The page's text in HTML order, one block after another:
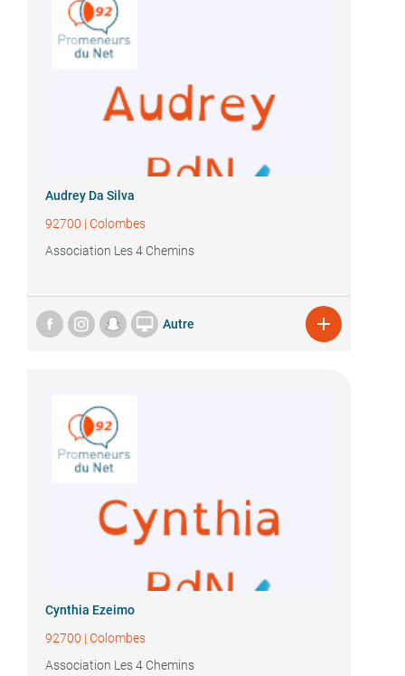
Audrey Da Silva
92700 | Colombes
Association Les 4 Chemins
 Autre 
Cynthia Ezeimo
92700 | Colombes
Association Les 4 Chemins